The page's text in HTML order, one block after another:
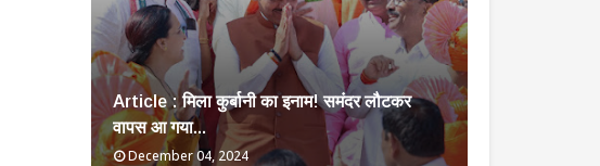
Article : मिला कुर्बानी का इनाम! समंदर लौटकर
वापस आ गया...
December 04, 2024